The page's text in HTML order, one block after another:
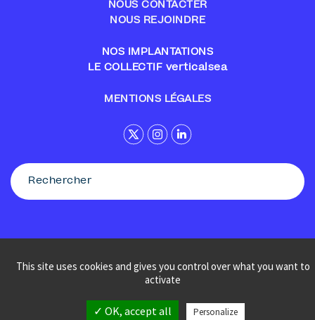
NOUS CONTACTER
NOUS REJOINDRE
NOS IMPLANTATIONS
LE COLLECTIF verticalsea
MENTIONS LÉGALES
© Sennse
This site uses cookies and gives you control over what you want to
activate
✓ OK, accept all Personalize